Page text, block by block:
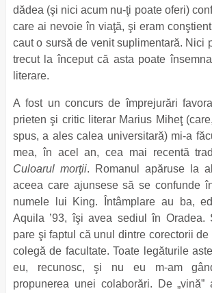
dădea (şi nici acum nu-ţi poate oferi)
care ai nevoie în viaţă, şi eram
caut o sursă de venit suplimentară. Nici
trecut la început că asta poate
literare.
A fost un concurs de împrejurări
prieten şi critic literar Marius Miheţ
spus, a ales calea universitară) mi-a
mea, în acel an, cea mai recentă
Culoarul morţii. Romanul apăruse la
aceea care ajunsese să se confunde
numele lui King. Întâmplare au ba,
Aquila ’93, îşi avea sediul în Oradea.
pare şi faptul că unul dintre corectorii
colegă de facultate. Toate legăturile
eu, recunosc, şi nu eu m-am
propunerea unei colaborări. De